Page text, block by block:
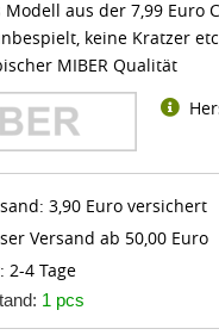
Modell aus der 7,99 Euro
keine Kratzer
MIBER Qualität
3,90 Euro versichert
Versand ab 50,00 Euro
2-4 Tage
1 pcs